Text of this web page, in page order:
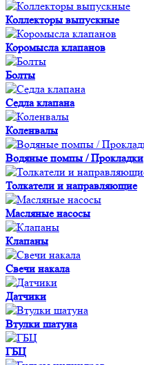
Коллекторы выпускные
Коромысла клапанов
Болты
Седла клапана
Коленвалы
Водяные помпы / Прокладки
Толкатели и направляющие
Масляные насосы
Клапаны
Свечи накала
Датчики
Втулки шатуна
ГБЦ